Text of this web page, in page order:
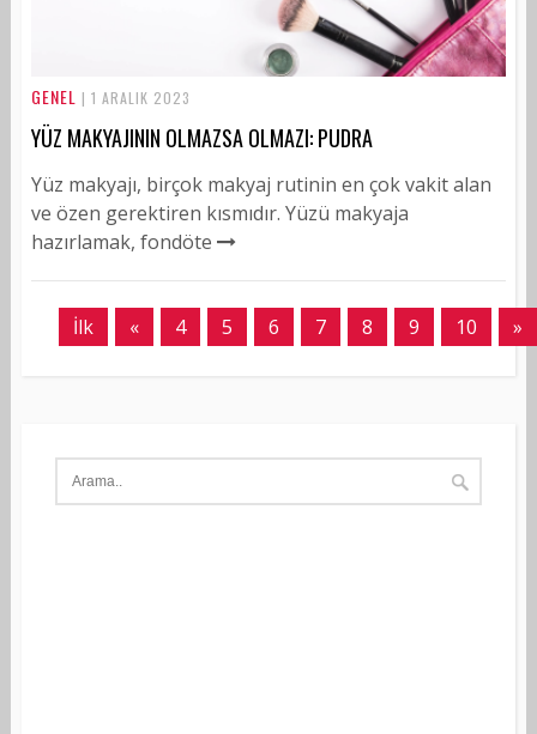
GENEL | 1 ARALIK 2023
YÜZ MAKYAJININ OLMAZSA OLMAZI: PUDRA
Yüz makyajı, birçok makyaj rutinin en çok vakit alan
ve özen gerektiren kısmıdır. Yüzü makyaja
hazırlamak, fondöte
İlk « 4 5 6 7 8 9 10 »